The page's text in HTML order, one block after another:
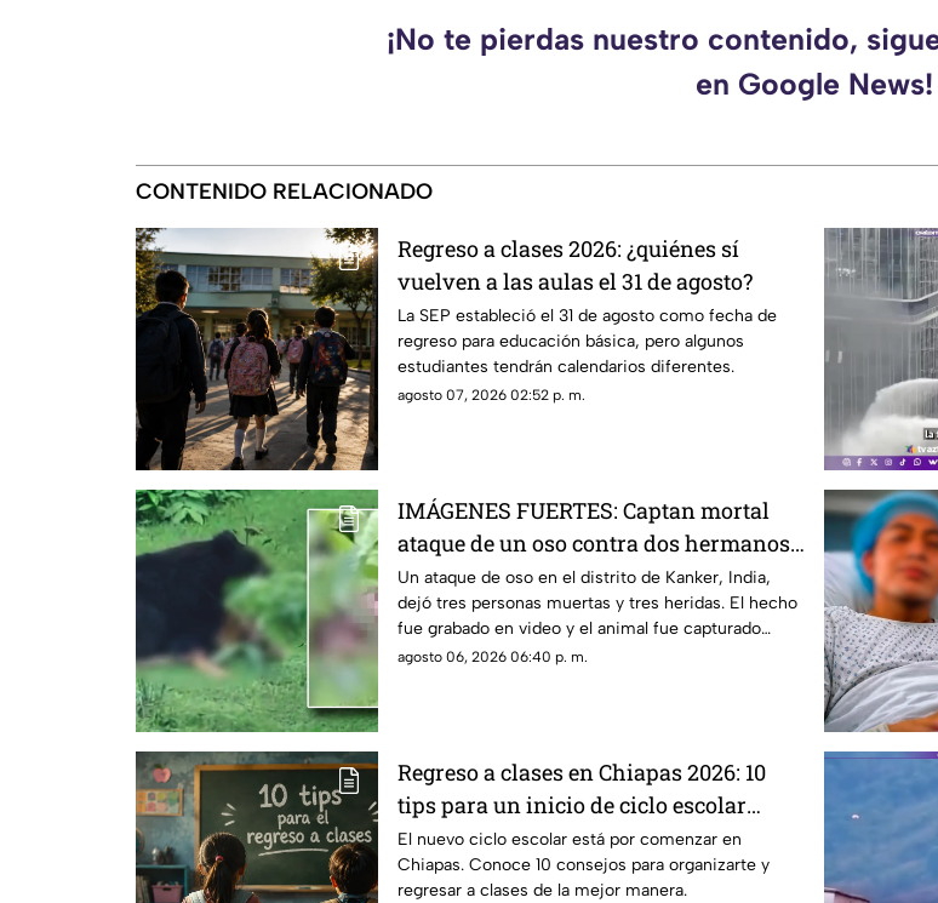
¡No te pierdas nuestro contenido,
en Google News!
CONTENIDO RELACIONADO
Regreso a clases 2026: ¿quiénes sí
vuelven a las aulas el 31 de agosto?
La SEP estableció el 31 de agosto como fecha de
regreso para educación básica, pero algunos
estudiantes tendrán calendarios diferentes.
agosto 07, 2026 02:52 p. m.
IMÁGENES FUERTES: Captan mortal
ataque de un oso contra dos hermanos
en India
Un ataque de oso en el distrito de Kanker, India,
dejó tres personas muertas y tres heridas. El hecho
fue grabado en video y el animal fue capturado
horas después.
agosto 06, 2026 06:40 p. m.
Regreso a clases en Chiapas 2026: 10
tips para un inicio de ciclo escolar
exitoso
El nuevo ciclo escolar está por comenzar en
Chiapas. Conoce 10 consejos para organizarte y
regresar a clases de la mejor manera.